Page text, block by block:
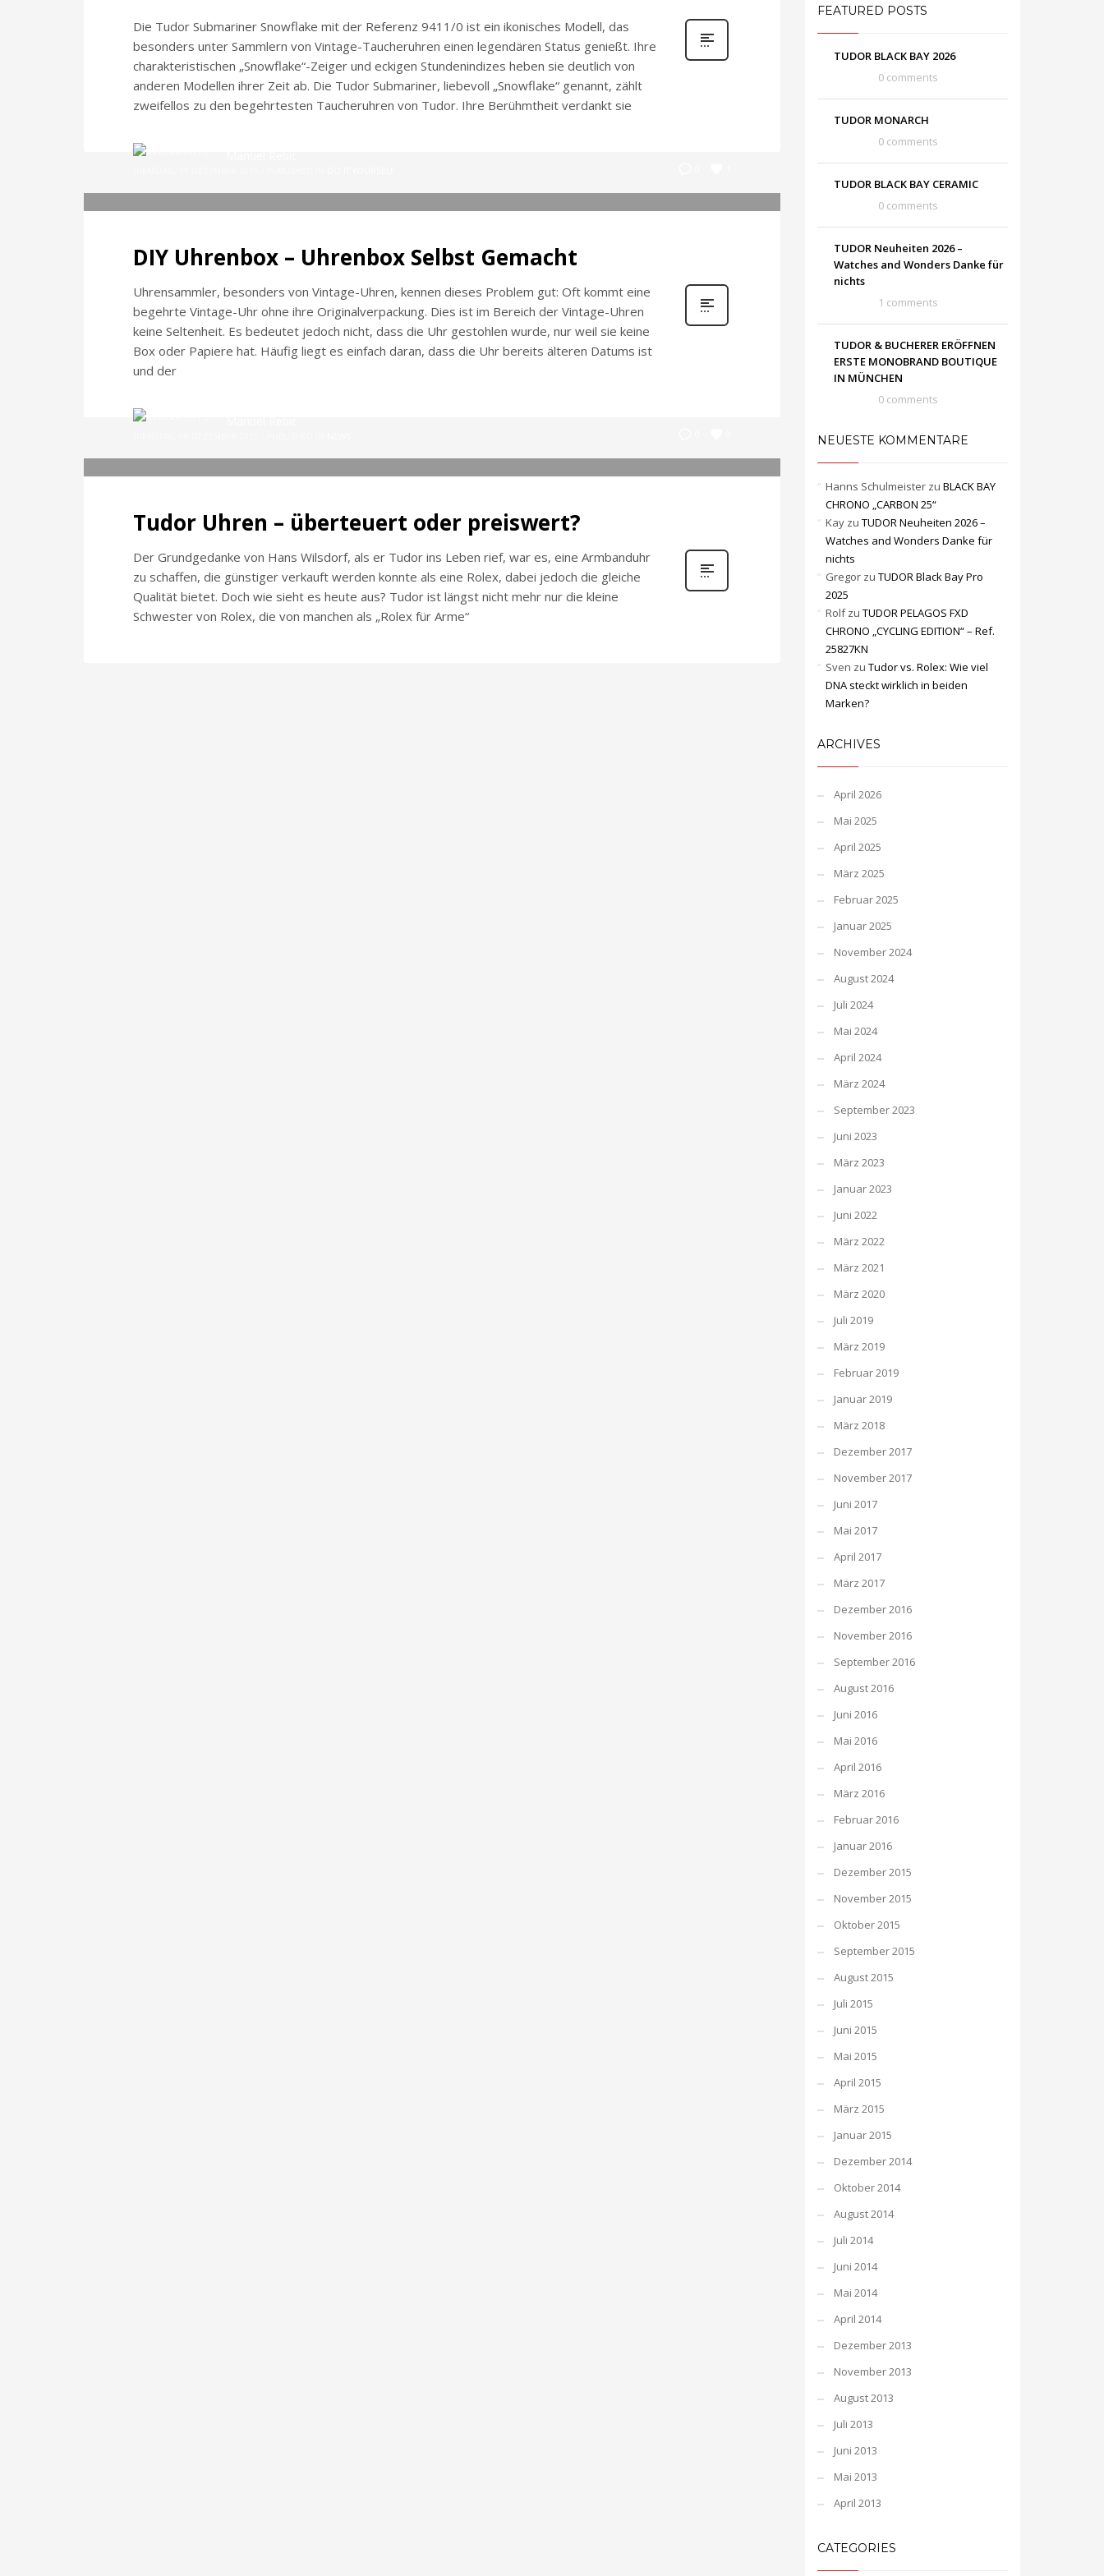
Die Tudor Submariner Snowflake mit der Referenz 9411/0 ist ein ikonisches Modell, das
besonders unter Sammlern von Vintage-Taucheruhren einen legendären Status genießt. Ihre
charakteristischen „Snowflake“-Zeiger und eckigen Stundenindizes heben sie deutlich von
anderen Modellen ihrer Zeit ab. Die Tudor Submariner, liebevoll „Snowflake“ genannt, zählt
zweifellos zu den begehrtesten Taucheruhren von Tudor. Ihre Berühmtheit verdankt sie
DIY Uhrenbox – Uhrenbox Selbst Gemacht
Uhrensammler, besonders von Vintage-Uhren, kennen dieses Problem gut: Oft kommt eine
begehrte Vintage-Uhr ohne ihre Originalverpackung. Dies ist im Bereich der Vintage-Uhren
keine Seltenheit. Es bedeutet jedoch nicht, dass die Uhr gestohlen wurde, nur weil sie keine
Box oder Papiere hat. Häufig liegt es einfach daran, dass die Uhr bereits älteren Datums ist
und der
Tudor Uhren – überteuert oder preiswert?
Der Grundgedanke von Hans Wilsdorf, als er Tudor ins Leben rief, war es, eine Armbanduhr
zu schaffen, die günstiger verkauft werden konnte als eine Rolex, dabei jedoch die gleiche
Qualität bietet. Doch wie sieht es heute aus? Tudor ist längst nicht mehr nur die kleine
Schwester von Rolex, die von manchen als „Rolex für Arme“
FEATURED POSTS
TUDOR BLACK BAY 2026
0 comments
TUDOR MONARCH
0 comments
TUDOR BLACK BAY CERAMIC
0 comments
TUDOR Neuheiten 2026 –
Watches and Wonders Danke für
nichts
1 comments
TUDOR & BUCHERER ERÖFFNEN
ERSTE MONOBRAND BOUTIQUE
IN MÜNCHEN
0 comments
NEUESTE KOMMENTARE
Hanns Schulmeisterzu BLACK BAY
CHRONO „CARBON 25“
Kayzu TUDOR Neuheiten 2026 –
Watches and Wonders Danke für
nichts
Gregorzu TUDOR Black Bay Pro
2025
Rolfzu TUDOR PELAGOS FXD
CHRONO „CYCLING EDITION“ – Ref.
25827KN
Sven zu Tudor vs. Rolex: Wie viel
DNA steckt wirklich in beiden
Marken?
ARCHIVES
April 2026
Mai 2025
April 2025
März 2025
Februar 2025
Januar 2025
November 2024
August 2024
Juli 2024
Mai 2024
April 2024
März 2024
September 2023
Juni 2023
März 2023
Januar 2023
Juni 2022
März 2022
März 2021
März 2020
Juli 2019
März 2019
Februar 2019
Januar 2019
März 2018
Dezember 2017
November 2017
Juni 2017
Mai 2017
April 2017
März 2017
Dezember 2016
November 2016
September 2016
August 2016
Juni 2016
Mai 2016
April 2016
März 2016
Februar 2016
Januar 2016
Dezember 2015
November 2015
Oktober 2015
September 2015
August 2015
Juli 2015
Juni 2015
Mai 2015
April 2015
März 2015
Januar 2015
Dezember 2014
Oktober 2014
August 2014
Juli 2014
Juni 2014
Mai 2014
April 2014
Dezember 2013
November 2013
August 2013
Juli 2013
Juni 2013
Mai 2013
April 2013
CATEGORIES